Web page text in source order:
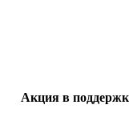
Акция в